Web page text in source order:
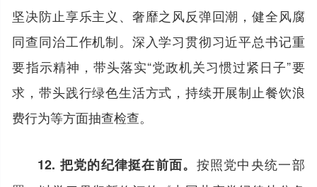
坚决防止享乐主义、奢靡之风反弹回潮，健全风腐
同查同治工作机制。深入学习贯彻习近平总书记重
要指示精神，带头落实“党政机关习惯过紧日子”要
求，带头践行绿色生活方式，持续开展制止餐饮浪
费行为等方面抽查检查。
12. 把党的纪律挺在前面。 按照党中央统一部